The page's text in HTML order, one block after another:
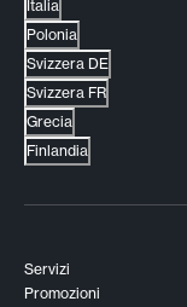
Italia
Polonia
Svizzera DE
Svizzera FR
Grecia
Finlandia
Servizi
Promozioni